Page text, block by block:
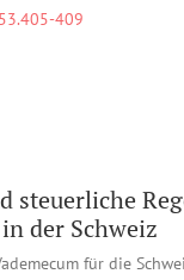
409
steuerliche
der Schweiz
für die